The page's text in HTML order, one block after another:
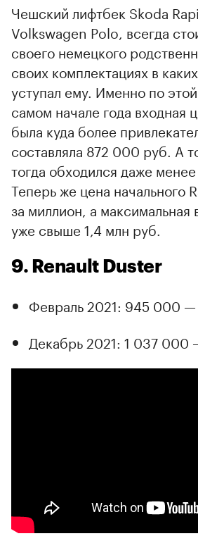
Чешский лифтбек Skoda
Volkswagen Polo, всегда
своего немецкого
своих комплектациях в
уступал ему. Именно по
самом начале года входная
была куда более
составляла 872 000 руб. А
тогда обходился даже
Теперь же цена начального
за миллион, а максимальная
уже свыше 1,4 млн руб.
9. Renault Duster
Февраль 2021: 945 000
Декабрь 2021: 1 037 000